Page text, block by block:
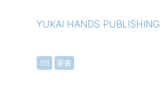
YUKAI HANDS PUBLISHING
118 著書